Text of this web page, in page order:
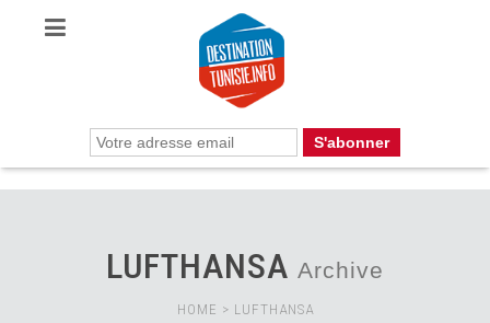
LUFTHANSA Archive
HOME > LUFTHANSA